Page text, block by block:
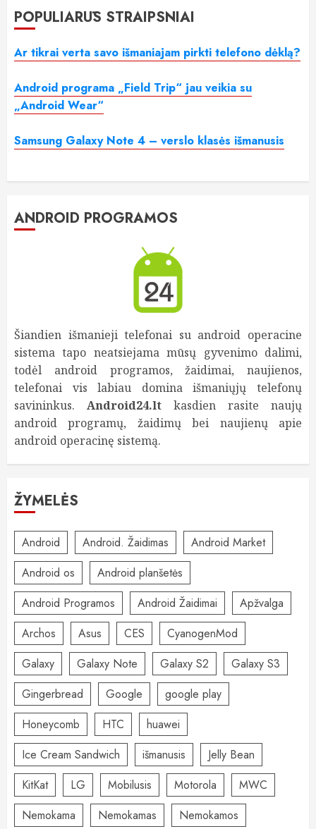
POPULIARŪS STRAIPSNIAI
Ar tikrai verta savo išmaniajam pirkti telefono dėklą?
Android programa „Field Trip“ jau veikia su
„Android Wear“
Samsung Galaxy Note 4 – verslo klasės išmanusis
ANDROID PROGRAMOS
Šiandien išmanieji telefonai su android operacine
sistema tapo neatsiejama mūsų gyvenimo dalimi,
todėl android programos, žaidimai, naujienos,
telefonai vis labiau domina išmaniųjų telefonų
savininkus. Android24.lt kasdien rasite naujų
android programų, žaidimų bei naujienų apie
android operacinę sistemą.
ŽYMELĖS
Android Android. Žaidimas
Android Market
Android os
Android planšetės
Android Programos
Android Žaidimai
Apžvalga
Archos
Asus CES
CyanogenMod
Galaxy
Galaxy Note Galaxy S2
Galaxy S3
Gingerbread
Google
google play
Honeycomb
HTC
huawei
Ice Cream Sandwich
išmanusis
Jelly Bean
KitKat
LG Mobilusis Motorola
MWC
Nemokama
Nemokamas
Nemokamos